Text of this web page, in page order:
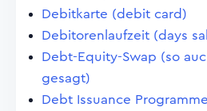
Debitkarte (debit card)
Debitorenlaufzeit (days
Debt-Equity-Swap (so
gesagt)
Debt Issuance